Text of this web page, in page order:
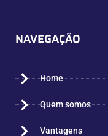
NAVEGAÇÃO
Home
Quem somos
Vantagens